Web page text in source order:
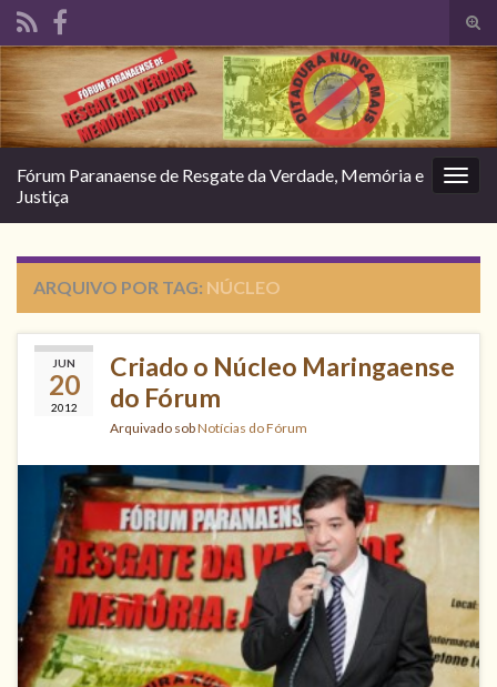
de
Search for:
Fórum Paranaense de Resgate da Verdade, Memória e
Justiça
ARQUIVO POR TAG: NÚCLEO
JUN
20
2012
Criado o Núcleo Maringaense
do Fórum
Arquivado sobNotícias do Fórum